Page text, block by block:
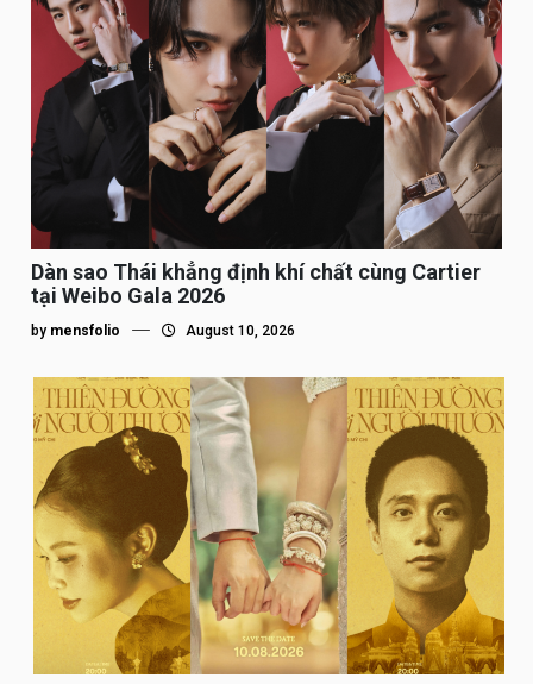
Dàn sao Thái khẳng định khí chất cùng Cartier
tại Weibo Gala 2026
by mensfolio August 10, 2026